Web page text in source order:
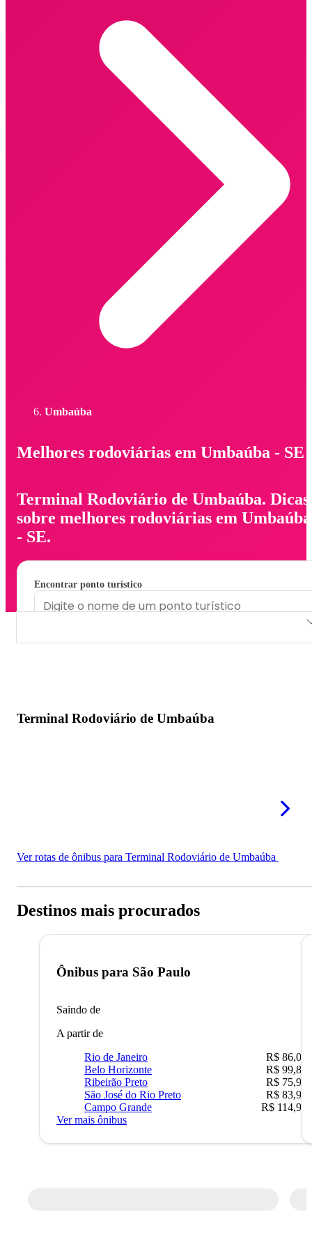
Umbaúba
Melhores rodoviárias em Umbaúba - SE
Terminal Rodoviário de Umbaúba. Dicas
sobre melhores rodoviárias em Umbaúba
- SE.
Encontrar ponto turístico
Terminal Rodoviário de Umbaúba
Ver rotas de ônibus para Terminal Rodoviário de Umbaúba
Destinos mais procurados
Ônibus para São Paulo
Saindo de
A partir de
Rio de Janeiro
R$ 86,00
Belo Horizonte
R$ 99,89
Ribeirão Preto
R$ 75,90
São José do Rio Preto
R$ 83,90
Campo Grande
R$ 114,90
Ver mais ônibus